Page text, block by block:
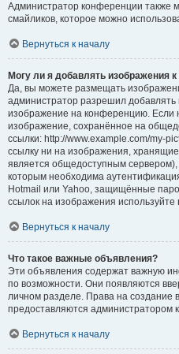
Администратор конференции также
смайликов, которое можно
Вернуться к началу
Могу ли я добавлять изображения
Да, вы можете размещать
администратор разрешил добавлять
изображение на конференцию. Если
изображение, сохранённое на
ссылки: http://www.example.com/my-
ссылку ни на изображения,
является общедоступным
которым необходима
Hotmail или Yahoo, защищённые
ссылок на изображения
Вернуться к началу
Что такое важные объявления?
Эти объявления содержат важную
по возможности. Они появляются
личном разделе. Права на создание
предоставляются администратором
Вернуться к началу